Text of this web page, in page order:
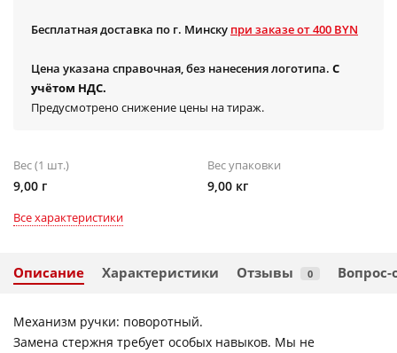
Бесплатная доставка по г. Минску при заказе от 400 BYN
Цена указана справочная, без нанесения логотипа. С
учётом НДС.
Предусмотрено снижение цены на тираж.
Вес (1 шт.)
9,00 г
Вес упаковки
9,00 кг
Все характеристики
Описание Характеристики Отзывы 0 Вопрос-
Механизм ручки: поворотный.
Замена стержня требует особых навыков. Мы не